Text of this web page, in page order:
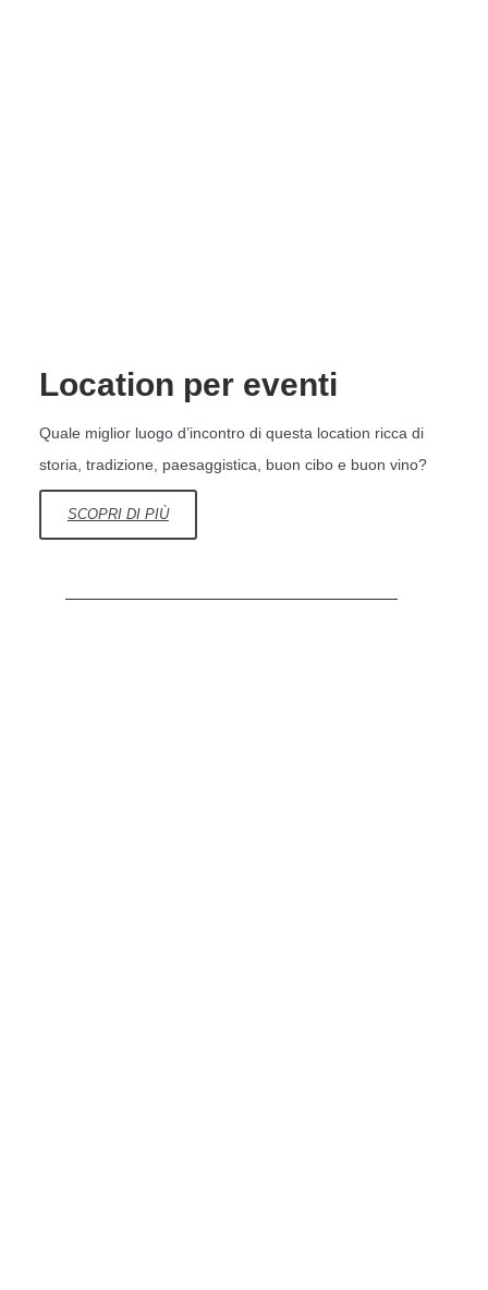
Location per eventi
Quale miglior luogo d’incontro di questa location ricca di
storia, tradizione, paesaggistica, buon cibo e buon vino?
SCOPRI DI PIÙ